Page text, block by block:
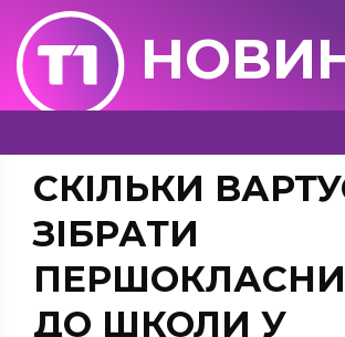
СКІЛЬКИ
ЗІБРАТИ
ДО ШКОЛИ У